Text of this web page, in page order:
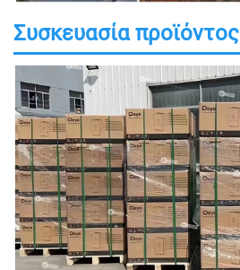
Συσκευασία προϊόντος